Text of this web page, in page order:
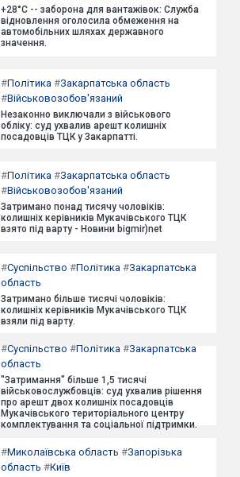
+28°C -- заборона для вантажівок: Служба
відновлення оголосила обмеження на
автомобільних шляхах державного
значення.
#Політика #Закарпатська область
#Військовозобов'язаний
Незаконно виключали з військового
обліку: суд ухвалив арешт колишніх
посадовців ТЦК у Закарпатті.
#Політика #Закарпатська область
#Військовозобов'язаний
Затримано понад тисячу чоловіків:
колишніх керівників Мукачівського ТЦК
взято під варту - Новини bigmir)net
#Суспільство #Політика #Закарпатська
область
Затримано більше тисячі чоловіків:
колишніх керівників Мукачівського ТЦК
взяли під варту.
#Суспільство #Політика #Закарпатська
область
"Затримання" більше 1,5 тисячі
військовослужбовців: суд ухвалив рішення
про арешт двох колишніх посадовців
Мукачівського територіального центру
комплектування та соціальної підтримки.
#Миколаївська область #Запорізька
область #Київ